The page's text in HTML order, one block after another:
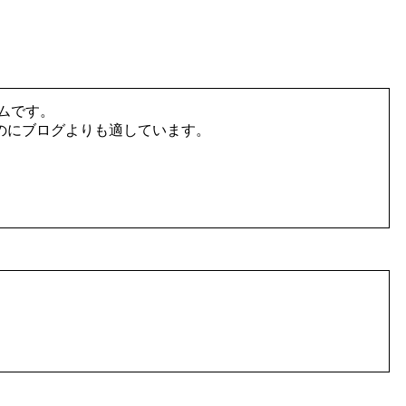
です。
ブログよりも適しています。